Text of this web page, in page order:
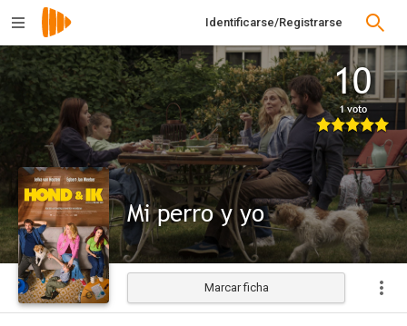
Identificarse/Registrarse
10
1 voto
Mi perro y yo
Marcar ficha